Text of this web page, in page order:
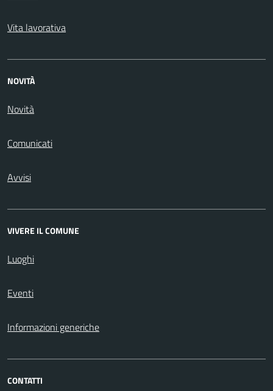
Vita lavorativa
NOVITÀ
Novità
Comunicati
Avvisi
VIVERE IL COMUNE
Luoghi
Eventi
Informazioni generiche
CONTATTI